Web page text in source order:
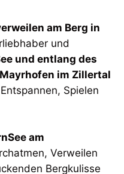
am Berg in
und
und entlang des
im Zillertal
Spielen
am
Verweilen
Bergkulisse